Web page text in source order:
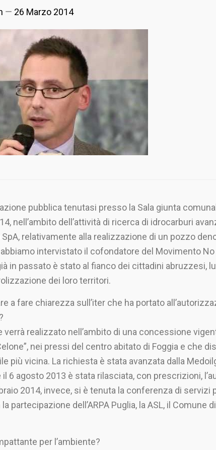
26 Marzo 2014
pubblica tenutasi presso la Sala giunta
nell’ambito dell’attività di ricerca di idrocarburi
relativamente alla realizzazione di un pozzo
abbiamo intervistato il cofondatore del Movimento No
in passato è stato al fianco dei cittadini abruzzesi,
dei loro territori.
a fare chiarezza sull’iter che ha portato
verrà realizzato nell’ambito di una concessione
nei pressi del centro abitato di Foggia e che
più vicina. La richiesta è stata avanzata dalla
6 agosto 2013 è stata rilasciata, con prescrizioni,
2014, invece, si è tenuta la conferenza di servizi
partecipazione dell’ARPA Puglia, la ASL, il Comune
per l’ambiente?